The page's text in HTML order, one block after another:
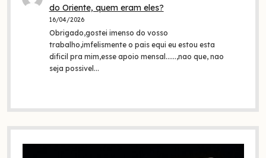
do Oriente, quem eram eles?
16/04/2026
Obrigado,gostei imenso do vosso
trabalho,imfelismente o pais equi eu estou esta
dificil pra mim,esse apoio mensal......,nao que, nao
seja possivel…